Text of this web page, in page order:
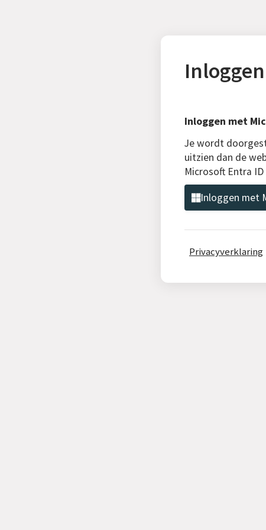
Inloggen
Inloggen met
Je wordt
uitzien dan de
Microsoft Entra
Inloggen met
Privacyverklaring